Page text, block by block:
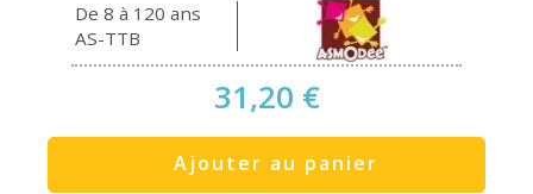
De 8 à 120 ans
AS-TTB
31,20 €
Ajouter au panier